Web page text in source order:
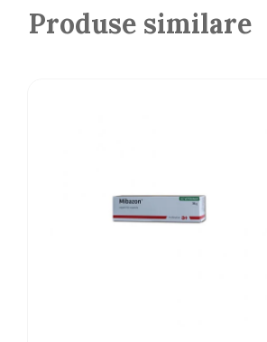
Produse similare